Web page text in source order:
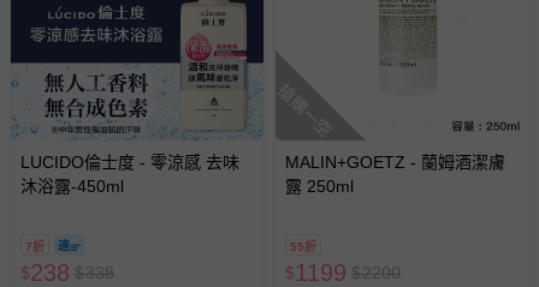
LUCIDO倫士度 - 零涼感 去味
沐浴露-450ml
7折
$238 $338
搶購一空
MALIN+GOETZ - 蘭姆酒潔膚
露 250ml
55折
$1199 $2200